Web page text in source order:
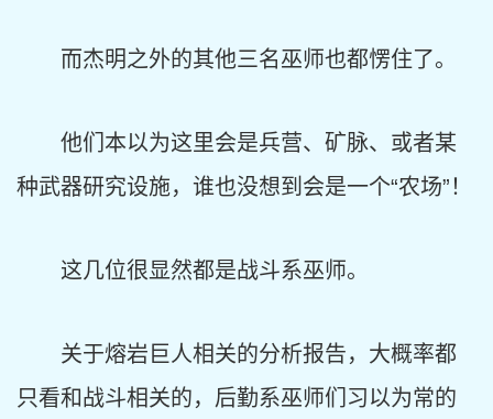
而杰明之外的其他三名巫师也都愣住了。
他们本以为这里会是兵营、矿脉、或者某
种武器研究设施，谁也没想到会是一个“农场”！
这几位很显然都是战斗系巫师。
关于熔岩巨人相关的分析报告，大概率都
只看和战斗相关的，后勤系巫师们习以为常的